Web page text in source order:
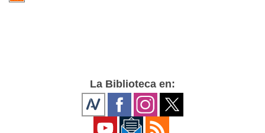
La Biblioteca en: